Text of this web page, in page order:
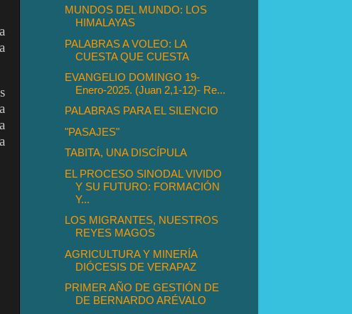
MUNDOS DEL MUNDO: LOS
HIMALAYAS
PALABRAS A VOLEO: LA
CUESTA QUE CUESTA
EVANGELIO DOMINGO 19-
Enero-2025. (Juan 2,1-12)- Re...
PALABRAS PARA EL SILENCIO
"PASAJES"
TABITA, UNA DISCÍPULA
EL PROCESO SINODAL VIVIDO
Y SU FUTURO: FORMACIÓN
Y...
LOS MIGRANTES, NUESTROS
REYES MAGOS
AGRICULTURA Y MINERÍA
DIÓCESIS DE VERAPAZ
PRIMER AÑO DE GESTIÓN DE
DE BERNARDO ARÉVALO